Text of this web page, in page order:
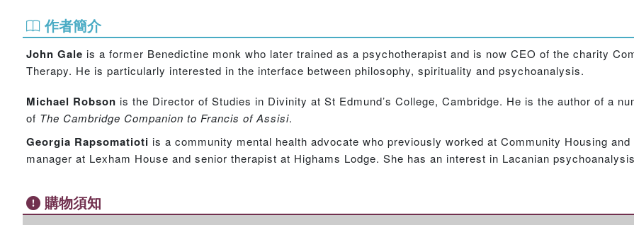
作者簡介
John Gale is a former Benedictine monk who later trained as a psychotherapist and is now CEO of the charity
Therapy. He is particularly interested in the interface between philosophy, spirituality and psychoanalysis.
Michael Robson is the Director of Studies in Divinity at St Edmund’s College, Cambridge. He is the author of a
of The Cambridge Companion to Francis of Assisi.
Georgia Rapsomatioti is a community mental health advocate who previously worked at Community Housing and
manager at Lexham House and senior therapist at Highams Lodge. She has an interest in Lacanian
購物須知